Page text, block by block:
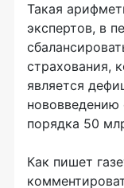
Такая
экспертов, в
страхования,
является
порядка 50
Как пишет